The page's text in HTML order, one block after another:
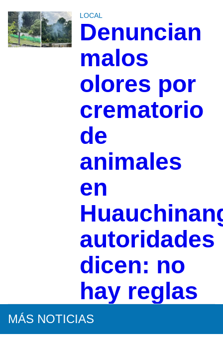
LOCAL
Denuncian
malos
olores por
crematorio
de
animales
en
autoridades
dicen: no
hay reglas
MÁS NOTICIAS